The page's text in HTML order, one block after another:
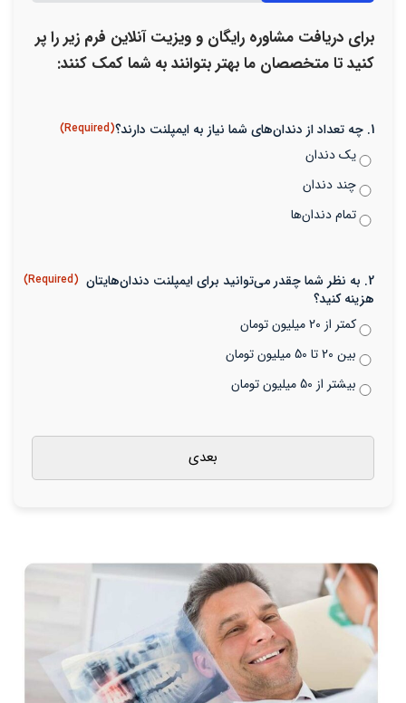
33%
برای دریافت مشاوره رایگان و ویزیت آنلاین فرم زیر را پر
کنید تا متخصصان ما بهتر بتوانند به شما کمک کنند:
1. چه تعداد از دندان‌های شما نیاز به ایمپلنت دارند؟ (Required)
یک دندان
چند دندان
تمام دندان‌ها
2. به نظر شما چقدر می‌توانید برای ایمپلنت دندان‌هایتان
هزینه کنید؟
(Required)
کمتر از 20 میلیون تومان
بین 20 تا 50 میلیون تومان
بیشتر از 50 میلیون تومان